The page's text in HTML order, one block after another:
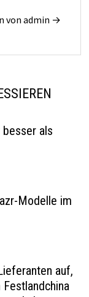
von admin →
besser als
Modelle im
auf,